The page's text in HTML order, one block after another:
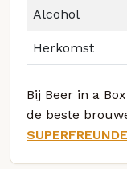
Alcohol
Herkomst
Bij Beer in a
de beste
SUPERFREUNDE